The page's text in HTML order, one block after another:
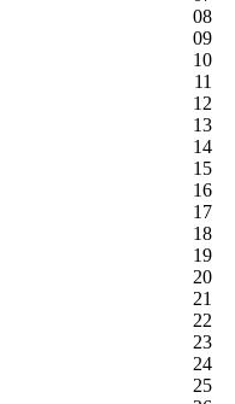
08
09
10
11
12
13
14
15
16
17
18
19
20
21
22
23
24
25